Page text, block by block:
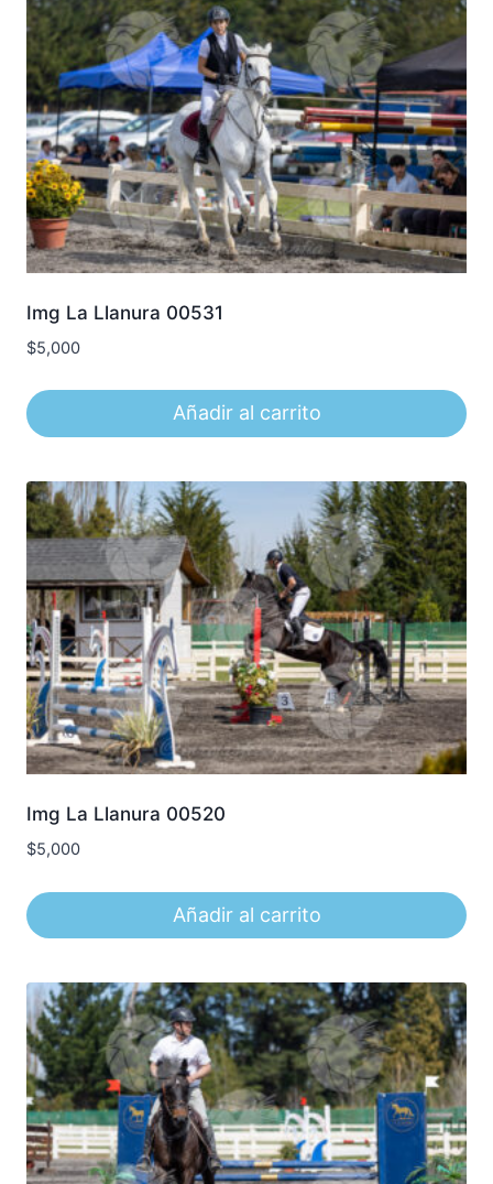
Img La Llanura 00531
$5,000
Añadir al carrito
Img La Llanura 00520
$5,000
Añadir al carrito